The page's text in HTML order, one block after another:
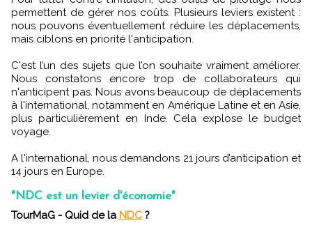
permettent de gérer nos coûts. Plusieurs leviers existent :
nous pouvons éventuellement réduire les déplacements,
mais ciblons en priorité l'anticipation.
C'est l’un des sujets que l’on souhaite vraiment améliorer.
Nous constatons encore trop de collaborateurs qui
n'anticipent pas. Nous avons beaucoup de déplacements
à l'international, notamment en Amérique Latine et en Asie,
plus particulièrement en Inde. Cela explose le budget
voyage.
A l'international, nous demandons 21 jours d’anticipation et
14 jours en Europe.
"NDC est un levier d'économie"
TourMaG - Quid de la NDC ?